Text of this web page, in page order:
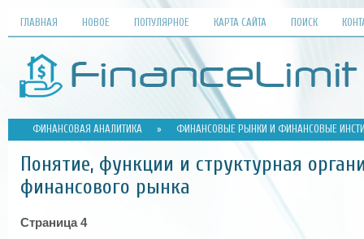
ГЛАВНАЯ НОВОЕ ПОПУЛЯРНОЕ КАРТА САЙТА ПОИСК
ФИНАНСОВАЯ АНАЛИТИКА » ФИНАНСОВЫЕ РЫНКИ И ФИНАНСОВЫЕ
Понятие, функции и структурная
финансового рынка
Страница 4